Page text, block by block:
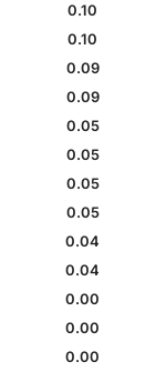
0.10
0.10
0.09
0.09
0.05
0.05
0.05
0.05
0.04
0.04
0.00
0.00
0.00